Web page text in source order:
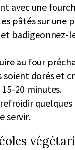
avec une
pâtés sur une
et badigeonnez-
au four
soient dorés et
20 minutes.
refroidir
servir.